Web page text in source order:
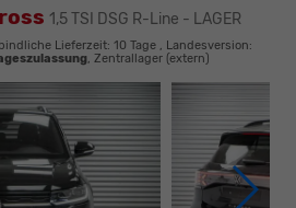
1,5 TSI DSG R-Line - LAGER
Lieferzeit: 10 Tage , Landesversion:
, Zentrallager (extern)